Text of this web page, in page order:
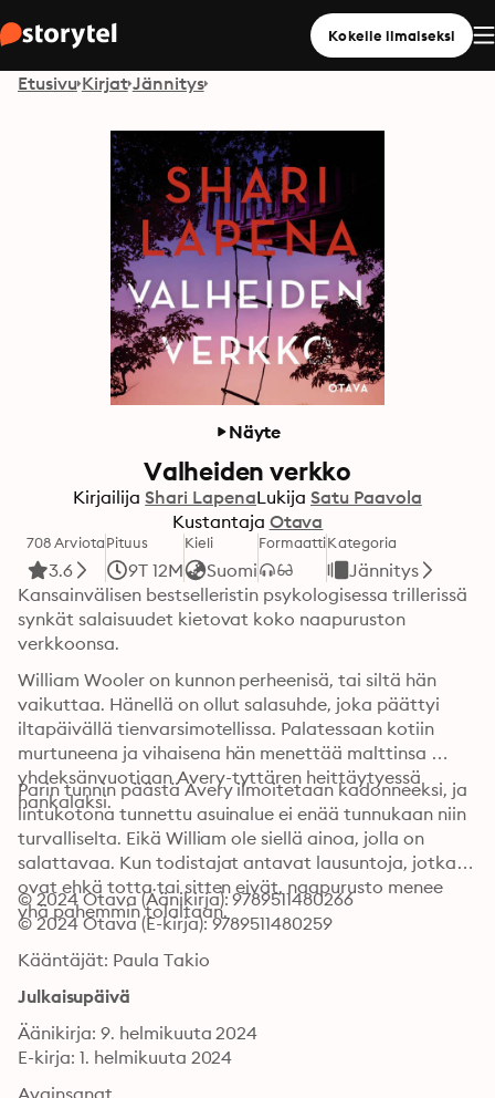
Kokeile ilmaiseksi
Etusivu Kirjat Jännitys
Näyte
Valheiden verkko
Kirjailija Shari LapenaLukija Satu Paavola
Kustantaja Otava
708 Arviota
3.6
Pituus
9T 12M
Kieli
Suomi
FormaattiKategoria
Jännitys
Kansainvälisen bestselleristin psykologisessa trillerissä
synkät salaisuudet kietovat koko naapuruston
verkkoonsa.
William Wooler on kunnon perheenisä, tai siltä hän
vaikuttaa. Hänellä on ollut salasuhde, joka päättyi
iltapäivällä tienvarsimotellissa. Palatessaan kotiin
murtuneena ja vihaisena hän menettää malttinsa
yhdeksänvuotiaan Avery-tyttären heittäytyessä
hankalaksi.
Parin tunnin päästä Avery ilmoitetaan kadonneeksi, ja
lintukotona tunnettu asuinalue ei enää tunnukaan niin
turvalliselta. Eikä William ole siellä ainoa, jolla on
salattavaa. Kun todistajat antavat lausuntoja, jotka
ovat ehkä totta tai sitten eivät, naapurusto menee
yhä pahemmin tolaltaan.
© 2024 Otava (Äänikirja): 9789511480266
© 2024 Otava (E-kirja): 9789511480259
Kääntäjät: Paula Takio
Julkaisupäivä
Äänikirja: 9. helmikuuta 2024
E-kirja: 1. helmikuuta 2024
Avainsanat